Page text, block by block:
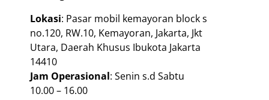
Lokasi: Pasar mobil kemayoran block s
no.120, RW.10, Kemayoran, Jakarta, Jkt
Utara, Daerah Khusus Ibukota Jakarta
14410
Jam Operasional: Senin s.d Sabtu
10.00 – 16.00